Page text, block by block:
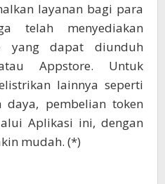
layanan bagi para
telah menyediakan
yang dapat diunduh
Appstore. Untuk
lainnya seperti
pembelian token
Aplikasi ini, dengan
mudah. (*)